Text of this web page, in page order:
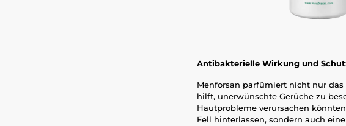
Antibakterielle Wirkung und
Menforsan parfümiert nicht nur
hilft, unerwünschte Gerüche zu
Hautprobleme verursachen
Fell hinterlassen, sondern auch